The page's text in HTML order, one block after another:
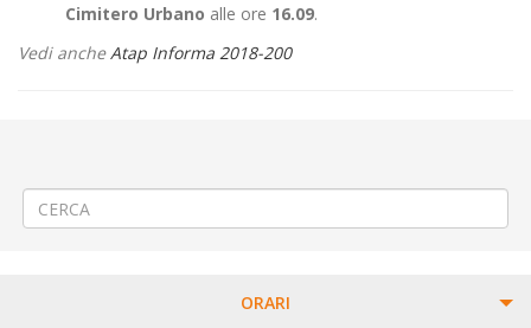
Cimitero Urbano alle ore 16.09.
Vedi ancheAtap Informa 2018-200
ORARI